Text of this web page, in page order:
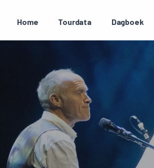
Home
Tourdata Dagboek